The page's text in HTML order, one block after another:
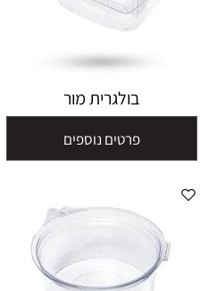
בולגרית מור
פרטים נוספים